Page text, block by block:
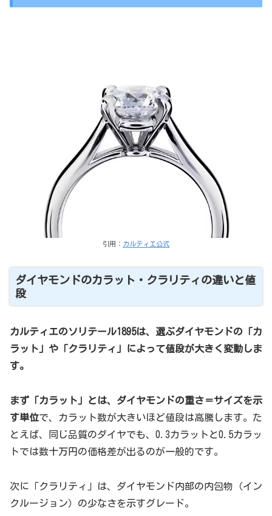
引用： カルティエ公式
ダイヤモンドのカラット・クラリティの違いと値
段
カルティエのソリテール1895は、選ぶダイヤモンドの「カ
ラット」や「クラリティ」によって値段が大きく変動しま
す。
まず「カラット」とは、ダイヤモンドの重さ＝サイズを示
す単位で、カラット数が大きいほど値段は高騰します。た
とえば、同じ品質のダイヤでも、0.3カラットと0.5カラッ
トでは数十万円の価格差が出るのが一般的です。
次に「クラリティ」は、ダイヤモンド内部の内包物（イン
クルージョン）の少なさを示すグレード。